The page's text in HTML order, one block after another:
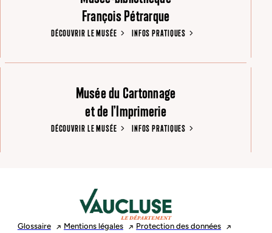
François Pétrarque
DÉCOUVRIR LE MUSÉE INFOS PRATIQUES
Musée du Cartonnage
et de l’Imprimerie
DÉCOUVRIR LE MUSÉE INFOS PRATIQUES
Glossaire Mentions légales Protection desdonnées